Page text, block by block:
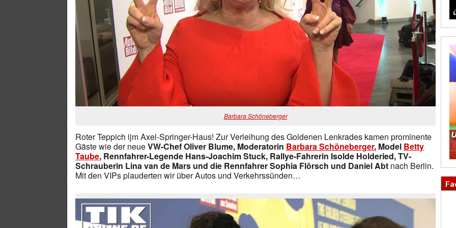
Barbara Schöneberger
Roter Teppich ijm Axel-Springer-Haus! Zur Verleihung des Goldenen Lenkrades kamen prominente
Gäste wie der neueVW-Chef Oliver Blume, Moderatorin Barbara Schöneberger, Model Betty
Taube, Rennfahrer-Legende Hans-Joachim Stuck, Rallye-Fahrerin Isolde Holderied, TV-
Schrauberin Lina van de Mars und die Rennfahrer Sophia Flörsch und Daniel Abt nach Berlin.
Mit den VIPs plauderten wir über Autos und Verkehrssünden…